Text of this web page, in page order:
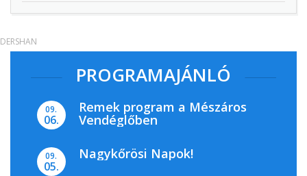
PROGRAMAJÁNLÓ
09.
06.
Remek program a Mészáros
Vendéglőben
09.
05.
Nagykőrösi Napok!
DERSHAN